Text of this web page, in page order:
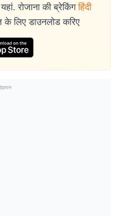
रोजाना की ब्रेकिंग हिंदी
लिए डाउनलोड करिए